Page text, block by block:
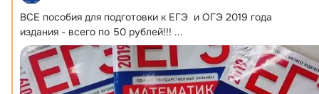
ВСЕ пособия для подготовки к ЕГЭ  и ОГЭ 2019 года
издания - всего по 50 рублей!!! ...